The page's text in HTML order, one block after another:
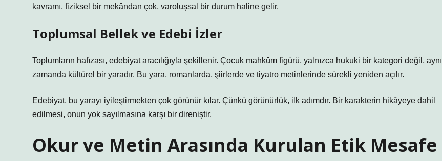
kavramı, fiziksel bir mekândan çok, varoluşsal bir durum haline gelir.
Toplumsal Bellek ve Edebi İzler
Toplumların hafızası, edebiyat aracılığıyla şekillenir. Çocuk mahkûm figürü, yalnızca hukuki bir kategori değil, aynı
zamanda kültürel bir yaradır. Bu yara, romanlarda, şiirlerde ve tiyatro metinlerinde sürekli yeniden açılır.
Edebiyat, bu yarayı iyileştirmekten çok görünür kılar. Çünkü görünürlük, ilk adımdır. Bir karakterin hikâyeye dahil
edilmesi, onun yok sayılmasına karşı bir direniştir.
Okur ve Metin Arasında Kurulan Etik Mesafe